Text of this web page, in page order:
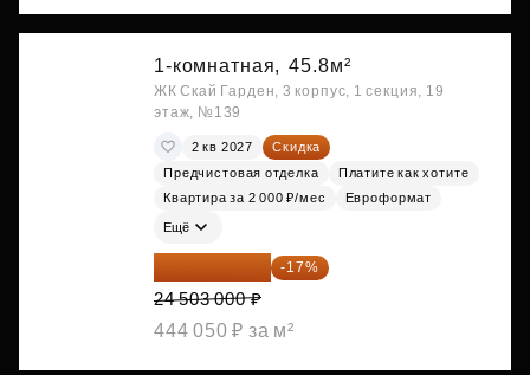
1-комнатная, 45.8м²
ЖК Скай Гарден, 3 корпус, 1 секция, 19
этаж, №139
2 кв 2027
Скидка
Предчистовая отделка
Платите как хотите
Квартира за 2 000 ₽/мес
Евроформат
Ещё
20 337 490 ₽ -17%
24 503 000 ₽
444 050 ₽ за м²